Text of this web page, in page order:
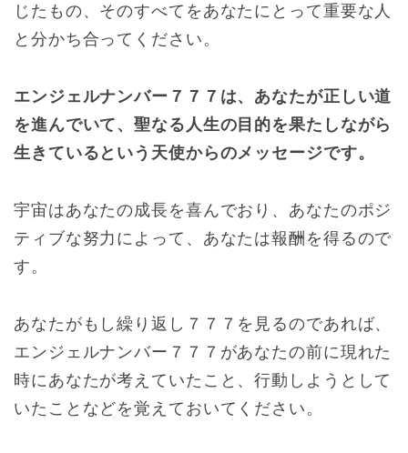
じたもの、そのすべてをあなたにとって重要な人
と分かち合ってください。
エンジェルナンバー７７７は、あなたが正しい道
を進んでいて、聖なる人生の目的を果たしながら
生きているという天使からのメッセージです。
宇宙はあなたの成長を喜んでおり、あなたのポジ
ティブな努力によって、あなたは報酬を得るので
す。
あなたがもし繰り返し７７７を見るのであれば、
エンジェルナンバー７７７があなたの前に現れた
時にあなたが考えていたこと、行動しようとして
いたことなどを覚えておいてください。